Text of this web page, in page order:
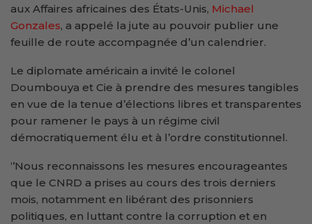
aux Affaires africaines des États-Unis, Michael
Gonzales, a appelé la jute au pouvoir publier une
feuille de route accompagnée d’un calendrier.
Le diplomate américain a invité le colonel
Doumbouya et Cie à prendre des mesures tangibles
en vue de la tenue d’élections libres et transparentes
pour ramener le pays à un régime civil
démocratiquement élu et à l’ordre constitutionnel.
‘’Nous reconnaissons les mesures encourageantes
que le CNRD a prises au cours des trois derniers
mois, notamment en libérant des prisonniers
politiques, en luttant contre la corruption et en